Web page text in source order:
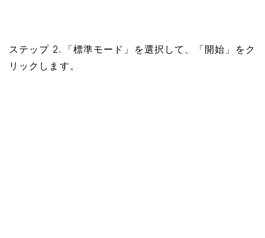
ステップ 2. 「標準モード」を選択して、「開始」をク
リックします。